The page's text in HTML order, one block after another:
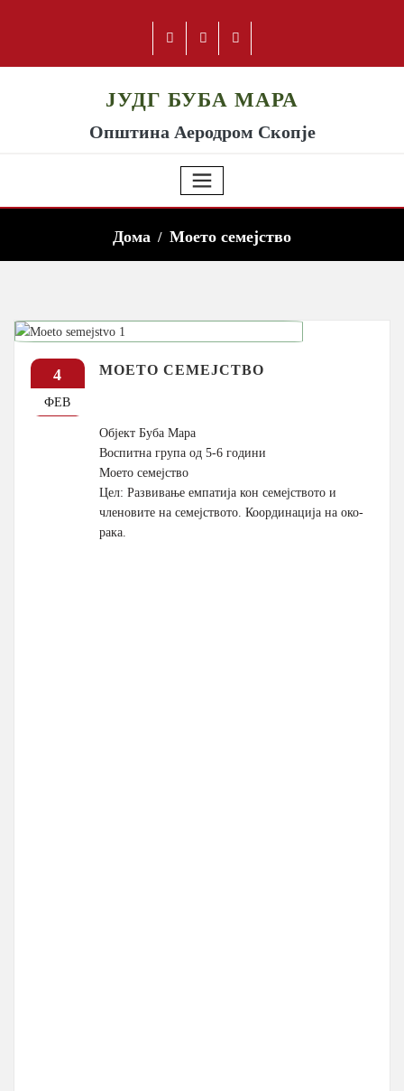
ЈУДГ БУБА МАРА
Општина Аеродром Скопје
Дома Моето семејство
4
ФЕВ
МОЕТО СЕМЕЈСТВО
Објект Буба Мара
Воспитна група од 5-6 години
Моето семејство
Цел: Развивање емпатија кон семејството и
членовите на семејството. Координација на око-
рака.